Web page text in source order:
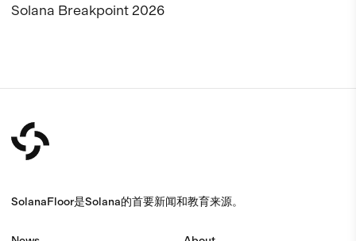
Solana Breakpoint 2026
SolanaFloor是Solana的首要新闻和教育来源。